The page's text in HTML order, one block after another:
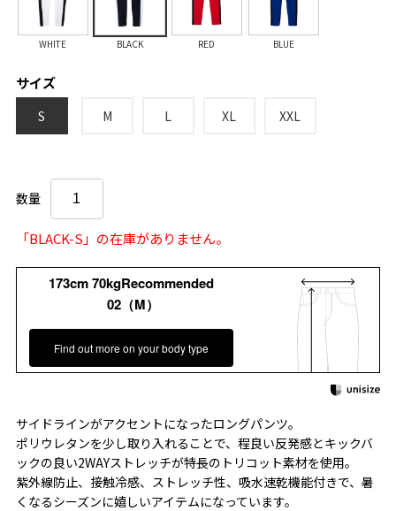
WHITE BLACK RED BLUE
サイズ
S M L XL XXL
数量
「BLACK-S」の在庫がありません。
173cm 70kgRecommended
02（M）
Find out more on your body type
サイドラインがアクセントになったロングパンツ。
ポリウレタンを少し取り入れることで、程良い反発感とキックバ
ックの良い2WAYストレッチが特長のトリコット素材を使用。
紫外線防止、接触冷感、ストレッチ性、吸水速乾機能付きで、暑
くなるシーズンに嬉しいアイテムになっています。